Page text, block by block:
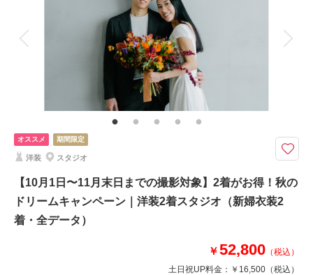
相談予約する
来店・オンライン
データ 100 カット
家族用衣装レンタル
その他含むもの
★早い者勝ち！期間限定半額キャンペーン開催中！ロケ＋スタジオ、和装＋
洋装などプランの組み合わせも可能です。※衣装持ち込み料（衣装1点）…
新婦¥33,000、新郎¥11,000
今なら基本料半額！ウエディングフォトをもっと自由に。好きな人と好きな
場所で叶えるロケーションフォト
通常価格：165,000円（税込）
＜含まれるもの＞
・全データ（基本補正付き）
オススメ 期間限定
洋装 スタジオ
【10月1日〜11月末日までの撮影対象】2着がお得！秋の
ドリームキャンペーン｜洋装2着スタジオ（新婦衣装2
着・全データ）
￥52,800 （税込）
土日祝UP料金： ￥16,500 （税込）